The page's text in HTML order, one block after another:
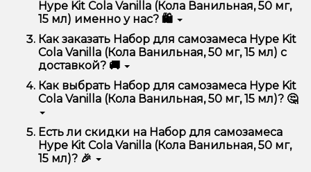
Ванильная, 50 мг, 15 мл) отличается высоким
качеством, удобством использования и
надежностью.
Hype Kit Cola Vanilla (Кола Ванильная, 50 мг,
15 мл) именно у нас? 🛍️
Мы предлагаем только оригинальную продукцию,
широкий ассортимент, выгодные цены и быструю
доставку. Кроме того, у нас регулярные акции и
скидки для клиентов!
Как заказать Набор для самозамеса Hype Kit
Cola Vanilla (Кола Ванильная, 50 мг, 15 мл) с
доставкой? 🚚
Оформить заказ можно в несколько кликов:
Добавьте Набор для самозамеса Hype Kit
Перейдите к оформлению заказа.
Выберите удобный способ оплаты и
доставки.
Как выбрать Набор для самозамеса Hype Kit
Cola Vanilla (Кола Ванильная, 50 мг, 15 мл)? 🤔
Выбор зависит от ваших предпочтений – например,
если это кальян, учитывайте размер, материал и тип
чаши, если вейп – мощность и вкус. Наши
менеджеры помогут подобрать идеальный вариант.
Есть ли скидки на Набор для самозамеса
Hype Kit Cola Vanilla (Кола Ванильная, 50 мг,
15 мл)? 🎉